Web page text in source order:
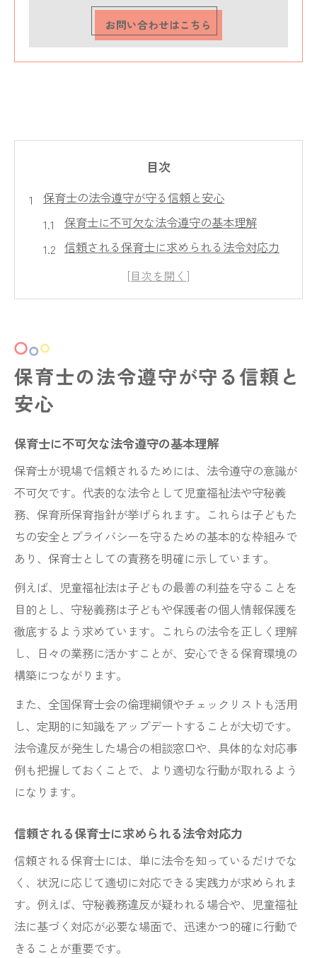
お問い合わせはこちら
目次
保育士の法令遵守が守る信頼と安心
保育士に不可欠な法令遵守の基本理解
信頼される保育士に求められる法令対応力
保育士の法令遵守が保育現場の安心を支え
響
守秘義務を徹底する保育士の実践策
意識
保育士 守秘義務の範囲と現場での具体的対
保育士が守秘義務違反を防ぐための日常習
慣
保育士 守秘義務違反に備える相談先の選び
保育士が守秘義務を守るためのチーム連携
術
児童福祉法に基づく保育士の責任とは
保育士が理解すべき児童福祉法の基本ポイ
ント
児童福祉法と保育士の責任範囲の整理方法
保育士の児童福祉法遵守が子どもに与える
影響
保育士の責任を果たすための児童福祉法活
児童福祉法の最新動向と保育士の役割変化
守秘義務違反の事例から学ぶ注意点
保育士 守秘義務違反の実際の事例と教訓
守秘義務違反を防ぐ保育士の確認ポイント
保育士 守秘義務違反が招くリスクと対応策
保育士の法令遵守が守る信頼と
安心
保育士に不可欠な法令遵守の基本理解
保育士が現場で信頼されるためには、法令遵守の意識が
不可欠です。代表的な法令として児童福祉法や守秘義
務、保育所保育指針が挙げられます。これらは子どもた
ちの安全とプライバシーを守るための基本的な枠組みで
あり、保育士としての責務を明確に示しています。
例えば、児童福祉法は子どもの最善の利益を守ることを
目的とし、守秘義務は子どもや保護者の個人情報保護を
徹底するよう求めています。これらの法令を正しく理解
し、日々の業務に活かすことが、安心できる保育環境の
構築につながります。
また、全国保育士会の倫理綱領やチェックリストも活用
し、定期的に知識をアップデートすることが大切です。
法令違反が発生した場合の相談窓口や、具体的な対応事
例も把握しておくことで、より適切な行動が取れるよう
になります。
信頼される保育士に求められる法令対応力
信頼される保育士には、単に法令を知っているだけでな
く、状況に応じて適切に対応できる実践力が求められま
す。例えば、守秘義務違反が疑われる場合や、児童福祉
法に基づく対応が必要な場面で、迅速かつ的確に行動で
きることが重要です。